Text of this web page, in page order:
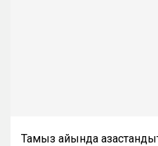
Тамыз айында